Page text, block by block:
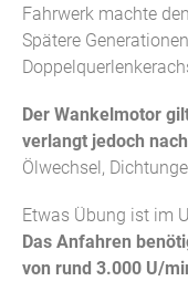
Fahrwerk machte
Spätere
Der Wankelmotor
verlangt jedoch
Ölwechsel,
Etwas Übung ist im
Das Anfahren
von rund 3.000 U/